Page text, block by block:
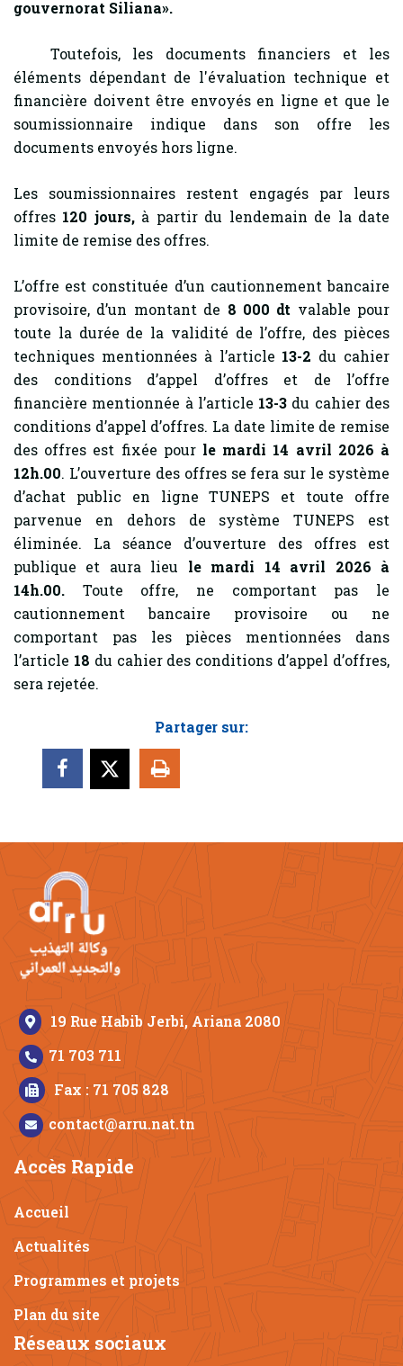
gouvernorat Siliana».
Toutefois, les documents financiers et les
éléments dépendant de l'évaluation technique et
financière doivent être envoyés en ligne et que le
soumissionnaire indique dans son offre les
documents envoyés hors ligne.
Les soumissionnaires restent engagés par leurs
offres 120 jours,à partir du lendemain de la date
limite de remise des offres.
L’offre est constituée d’un cautionnement bancaire
provisoire, d’un montant de 8 000 dt valable pour
toute la durée de la validité de l’offre, des pièces
techniques mentionnées à l’article 13-2 du cahier
des conditions d’appel d’offres et de l’offre
financière mentionnée à l’article 13-3 du cahier des
conditions d’appel d’offres. La date limite de remise
des offres est fixée pour le mardi 14 avril 2026 à
12h.00. L’ouverture des offres se fera sur le système
d’achat public en ligne TUNEPS et toute offre
parvenue en dehors de système TUNEPS est
éliminée. La séance d’ouverture des offres est
publique et aura lieu le mardi 14 avril 2026 à
14h.00. Toute offre, ne comportant pas le
cautionnement bancaire provisoire ou ne
comportant pas les pièces mentionnées dans
l’article 18 du cahier des conditions d’appel d’offres,
sera rejetée.
Partager sur:
19 Rue Habib Jerbi, Ariana 2080
71 703 711
Fax : 71 705 828
contact@arru.nat.tn
Accès Rapide
Accueil
Actualités
Programmes et projets
Plan du site
Réseaux sociaux